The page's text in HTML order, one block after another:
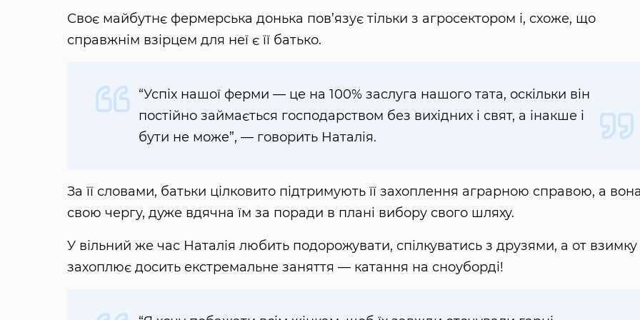
Своє майбутнє фермерська донька пов’язує тільки з агросектором і, схоже, що
справжнім взірцем для неї є її батько.
“Успіх нашої ферми — це на 100% заслуга нашого тата, оскільки він
постійно займається господарством без вихідних і свят, а інакше і
бути не може”, — говорить Наталія.
За її словами, батьки цілковито підтримують її захоплення аграрною справою, а
свою чергу, дуже вдячна їм за поради в плані вибору свого шляху.
У вільний же час Наталія любить подорожувати, спілкуватись з друзями, а от взимку
захоплює досить екстремальне заняття — катання на сноуборді!